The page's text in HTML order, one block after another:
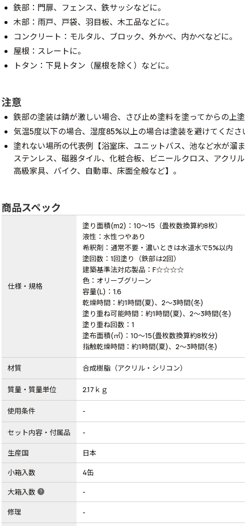
鉄部：門扉、フェンス、鉄サッシなどに。
木部：雨戸、戸袋、羽目板、木工品などに。
コンクリート：モルタル、ブロック、外かべ、内かべなどに。
屋根：スレートに。
トタン：下見トタン（屋根を除く）などに。
注意
鉄部の塗装は錆が激しい場合、さび止め塗料を塗ってからの上塗
気温5度以下の場合、湿度85%以上の場合は塗装を避けてくださ
塗れない場所の代表例【浴室床、ユニットバス、池など水が溜
ステンレス、磁器タイル、化粧合板、ビニールクロス、アクリ
高級家具、バイク、自動車、床面全般など】。
商品スペック
仕様・規格
塗り面積(m2)：10～15（畳枚数換算約8枚）
液性：水性つやあり
希釈剤：通常不要・濃いときは水道水で5%以内
塗回数：1回塗り（鉄部は2回）
建築基準法対応製品：F☆☆☆☆
色：オリーブグリーン
容量(L)：1.6
乾燥時間：約1時間(夏)、2～3時間(冬)
塗り重ね可能時間：約1時間(夏)、2～3時間(冬)
塗り重ね回数：1
塗布面積(㎡)：10～15(畳枚数換算約8枚分)
指触乾燥時間：約1時間(夏)、2～3時間(冬)
材質 合成樹脂（アクリル・シリコン）
質量・質量単位 2.17ｋｇ
使用条件 -
セット内容・付属品 -
生産国 日本
小箱入数 4缶
大箱入数 help -
修理 -